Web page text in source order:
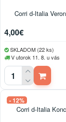
Corri d-Italia
4,00€
SKLADOM (22 ks)
V utorok 11. 8. u vás
- 12%
Corri d-Italia